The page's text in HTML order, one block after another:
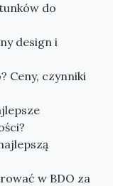
do
design i
Ceny, czynniki
w BDO za